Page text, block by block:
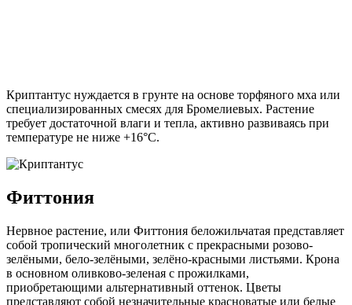
Криптантус нуждается в грунте на основе торфяного мха или
специализированных смесях для Бромелиевых. Растение
требует достаточной влаги и тепла, активно развиваясь при
температуре не ниже +16°C.
Фиттония
Нервное растение, или Фиттония беложильчатая представляет
собой тропический многолетник с прекрасными розово-
зелёными, бело-зелёными, зелёно-красными листьями. Крона
в основном оливково-зеленая с прожилками,
приобретающими альтернативный оттенок. Цветы
представляют собой незначительные красноватые или белые